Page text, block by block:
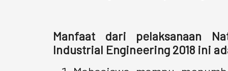
Manfaat dari pelaksanaan
Industrial Engineering 2018 ini